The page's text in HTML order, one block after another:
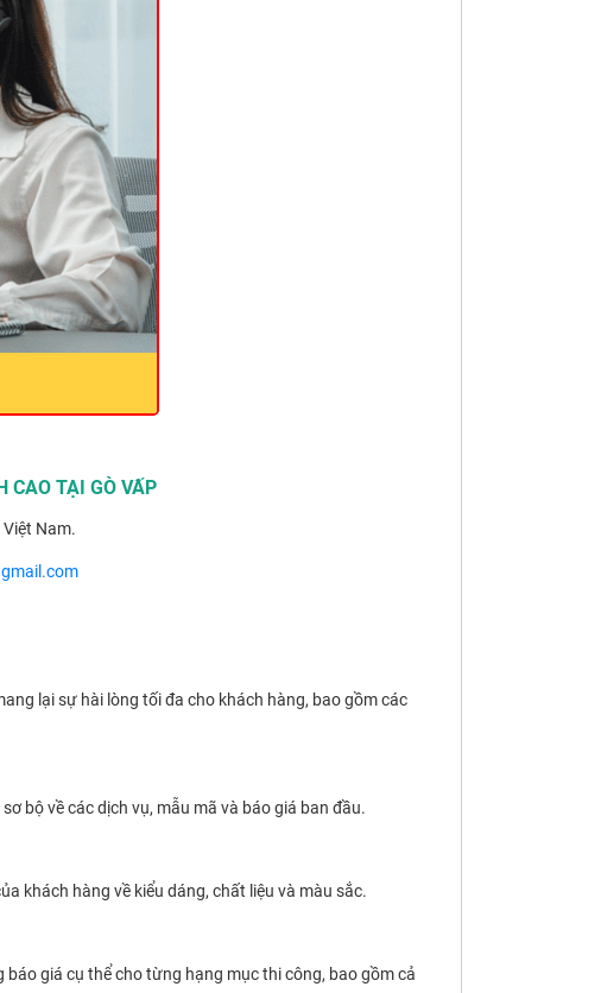
CAO TẠI GÒ VẤP
Nam.
lại sự hài lòng tối đa cho khách hàng, bao gồm các
bộ về các dịch vụ, mẫu mã và báo giá ban đầu.
khách hàng về kiểu dáng, chất liệu và màu sắc.
giá cụ thể cho từng hạng mục thi công, bao gồm cả